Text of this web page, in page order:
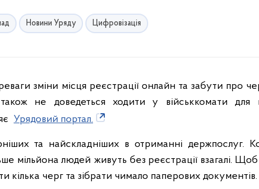
Новини Уряду Цифровізація
зміни місця реєстрації онлайн та забути про
не доведеться ходити у військкомати для
Урядовий портал.
та найскладніших в отриманні держпослуг.
мільйона людей живуть без реєстрації взагалі.
кілька черг та зібрати чимало паперових документів.